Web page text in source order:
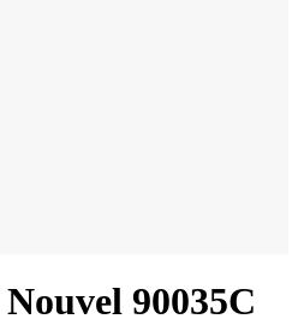
90035C